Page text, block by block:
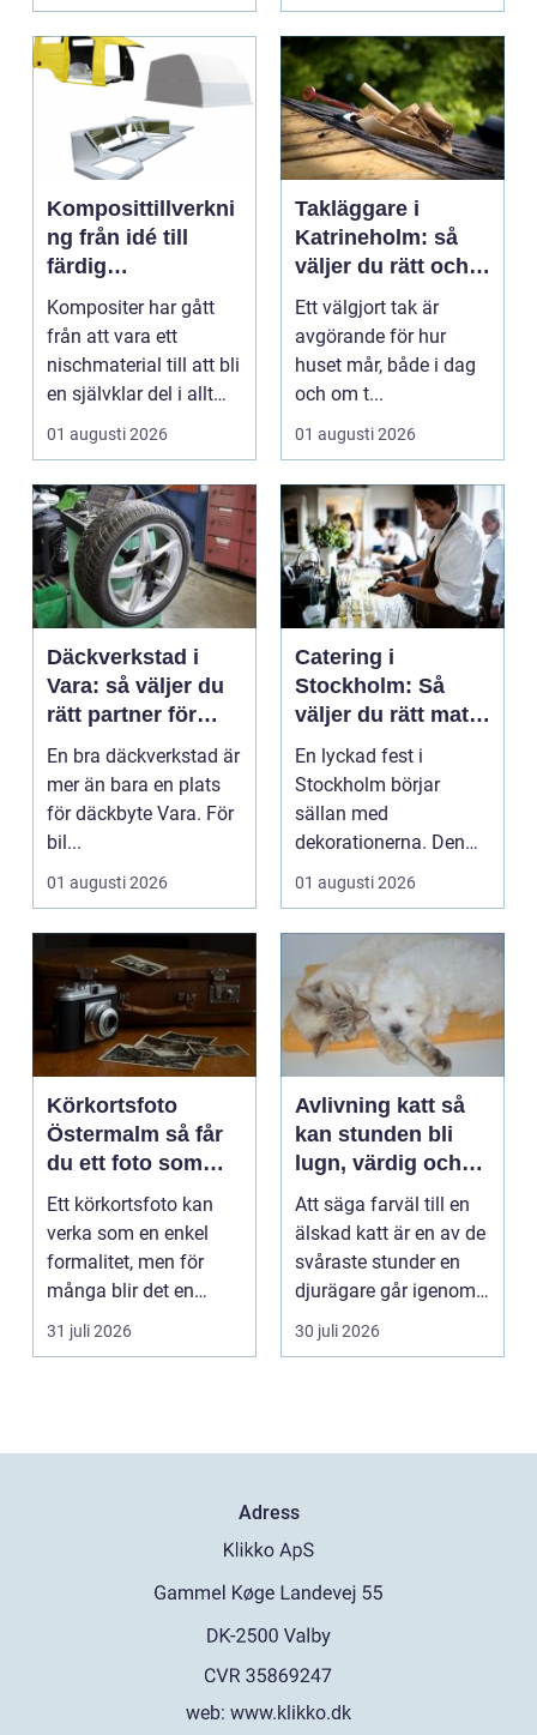
Komposittillverkni
ng från idé till
färdig
högpresterande
produkt
Kompositer har gått
från att vara ett
nischmaterial till att bli
en självklar del i allt
från vindkr...
01 augusti 2026
Takläggare i
Katrineholm: så
väljer du rätt och
får ett tak som
håller
Ett välgjort tak är
avgörande för hur
huset mår, både i dag
och om t...
01 augusti 2026
Däckverkstad i
Vara: så väljer du
rätt partner för
säker körning året
runt
En bra däckverkstad är
mer än bara en plats
för däckbyte Vara. För
bil...
01 augusti 2026
Catering i
Stockholm: Så
väljer du rätt mat
till ditt evenemang
En lyckad fest i
Stockholm börjar
sällan med
dekorationerna. Den
börjar i köket....
01 augusti 2026
Körkortsfoto
Östermalm så får
du ett foto som
alltid blir godkänt
Ett körkortsfoto kan
verka som en enkel
formalitet, men för
många blir det en
oväntad källa till str...
31 juli 2026
Avlivning katt så
kan stunden bli
lugn, värdig och
trygg
Att säga farväl till en
älskad katt är en av de
svåraste stunder en
djurägare går igenom.
Beslutet o...
30 juli 2026
Adress
web: www.klikko.dk